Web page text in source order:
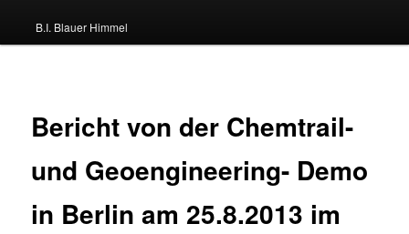
B.I. Blauer Himmel
Bericht von der Chemtrail-
und Geoengineering- Demo
in Berlin am 25.8.2013 im